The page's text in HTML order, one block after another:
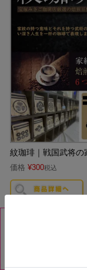
紋珈琲｜戦国武将
価格 ¥300税込